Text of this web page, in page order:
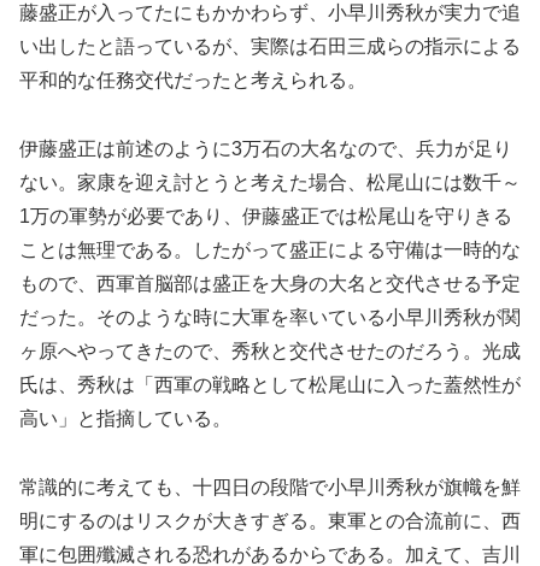
藤盛正が入ってたにもかかわらず、小早川秀秋が実力で追
い出したと語っているが、実際は石田三成らの指示による
平和的な任務交代だったと考えられる。
伊藤盛正は前述のように3万石の大名なので、兵力が足り
ない。家康を迎え討とうと考えた場合、松尾山には数千～
1万の軍勢が必要であり、伊藤盛正では松尾山を守りきる
ことは無理である。したがって盛正による守備は一時的な
もので、西軍首脳部は盛正を大身の大名と交代させる予定
だった。そのような時に大軍を率いている小早川秀秋が関
ヶ原へやってきたので、秀秋と交代させたのだろう。光成
氏は、秀秋は「西軍の戦略として松尾山に入った蓋然性が
高い」と指摘している。
常識的に考えても、十四日の段階で小早川秀秋が旗幟を鮮
明にするのはリスクが大きすぎる。東軍との合流前に、西
軍に包囲殲滅される恐れがあるからである。加えて、吉川